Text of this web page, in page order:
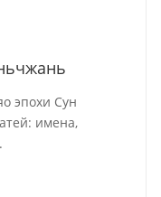
эпохи Сун
имена,